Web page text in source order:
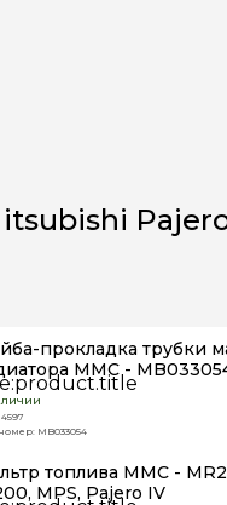
прокладка трубки
MMC -
MB033054
топлива MMC -
MPS, Pajero IV